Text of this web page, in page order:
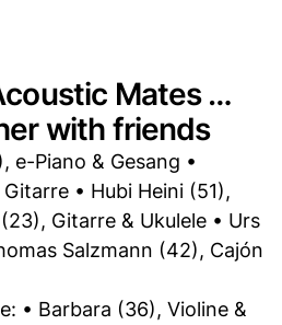
Mates …
with friends
e-Piano & Gesang •
• Hubi Heini (51),
Gitarre & Ukulele • Urs
Salzmann (42), Cajón
• Barbara (36), Violine &